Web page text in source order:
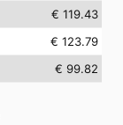
€ 119.43
€ 123.79
€ 99.82